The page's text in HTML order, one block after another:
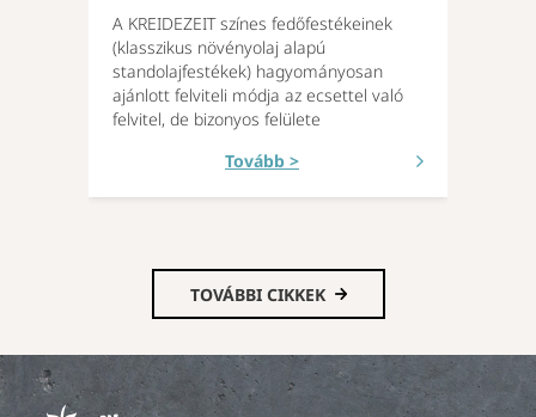
A KREIDEZEIT színes fedőfestékeinek
(klasszikus növényolaj alapú
standolajfestékek) hagyományosan
ajánlott felviteli módja az ecsettel való
felvitel, de bizonyos felülete
Tovább >
TOVÁBBI CIKKEK